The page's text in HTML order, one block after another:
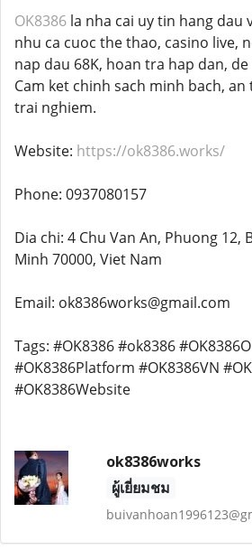
OK8386 la nha cai uy tin hang dau
nhu ca cuoc the thao, casino live,
nap dau 68K, hoan tra hap dan,
Cam ket chinh sach minh bach,
trai nghiem.
Website: https://ok8386.works/
Phone: 0937080157
Dia chi: 4 Chu Van An, Phuong 12,
Minh 70000, Viet Nam
Email: ok8386works@gmail.com
Tags: #OK8386 #ok8386
#OK8386Platform #OK8386VN
#OK8386Website
ok8386works
ผู้เยี่ยมชม